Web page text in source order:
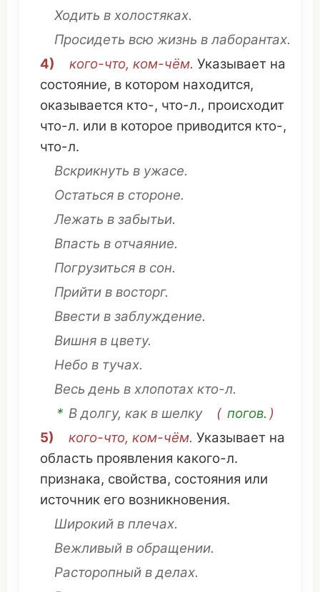
Ходить в холостяках.
Просидеть всю жизнь влаборантах.
4)
кого-что, ком-чём. Указывает на
состояние, в котором находится,
оказывается кто-, что-л., происходит
что-л. или в которое приводится кто-,
что-л.
Вскрикнуть в ужасе.
Остаться в стороне.
Лежать в забытьи.
Впасть в отчаяние.
Погрузиться в сон.
Прийти в восторг.
Ввести в заблуждение.
Вишня в цвету.
Небо в тучах.
Весь день в хлопотах кто-л.
* Вдолгу, как в шелку ( погов. )
5)
кого-что, ком-чём. Указывает на
область проявления какого-л.
признака, свойства, состояния или
источник его возникновения.
Широкий в плечах.
Вежливый в обращении.
Расторопный вделах.